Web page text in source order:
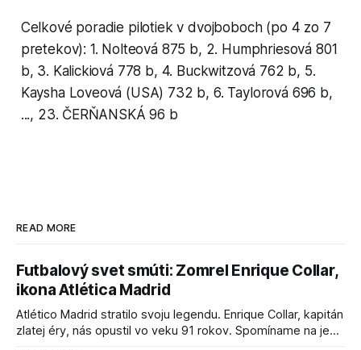
Celkové poradie pilotiek v dvojboboch (po 4 zo 7
pretekov): 1. Nolteová 875 b, 2. Humphriesová 801
b, 3. Kalickiová 778 b, 4. Buckwitzová 762 b, 5.
Kaysha Loveová (USA) 732 b, 6. Taylorová 696 b,
..., 23. ČERŇANSKÁ 96 b
READ MORE
Futbalový svet smúti: Zomrel Enrique Collar,
ikona Atlética Madrid
Atlético Madrid stratilo svoju legendu. Enrique Collar, kapitán
zlatej éry, nás opustil vo veku 91 rokov. Spomíname na jeho